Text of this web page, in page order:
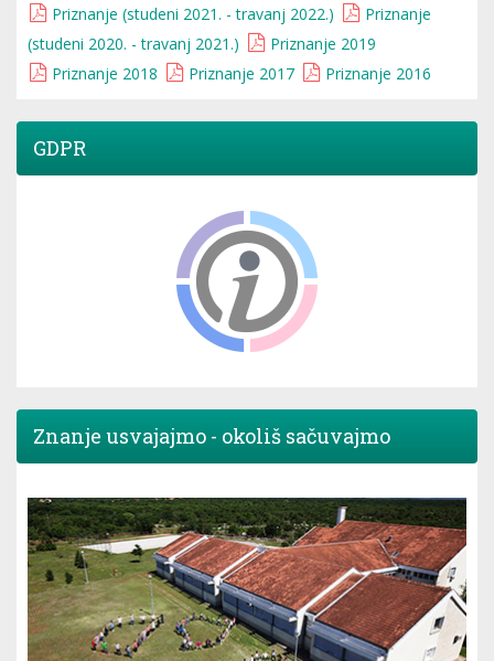
Priznanje (studeni 2021. - travanj 2022.)
Priznanje
(studeni 2020. - travanj 2021.)
Priznanje 2019
Priznanje 2018
Priznanje 2017 Priznanje 2016
GDPR
Znanje usvajajmo - okoliš sačuvajmo